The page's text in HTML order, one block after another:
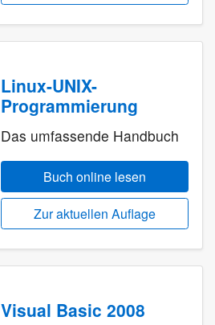
Linux-UNIX-
Programmierung
Das umfassende Handbuch
Buch online lesen
Zur aktuellen Auflage
Visual Basic 2008